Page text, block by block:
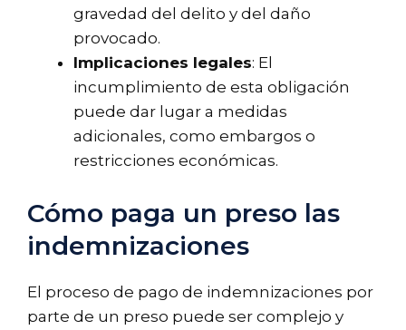
gravedad del delito y del daño
provocado.
Implicaciones legales: El
incumplimiento de esta obligación
puede dar lugar a medidas
adicionales, como embargos o
restricciones económicas.
Cómo paga un preso las
indemnizaciones
El proceso de pago de indemnizaciones por
parte de un preso puede ser complejo y